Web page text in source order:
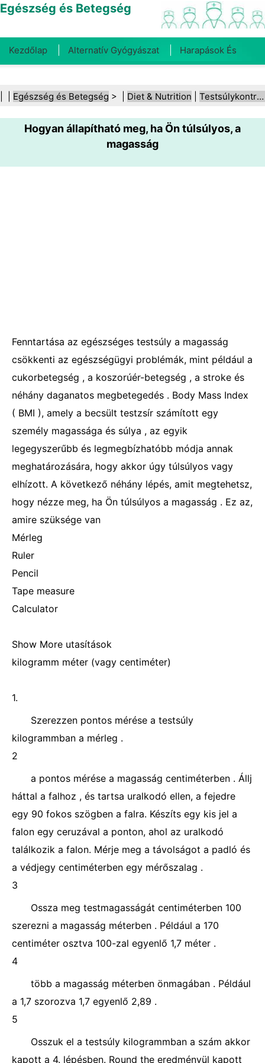
Egészség és Betegség
Kezdőlap Alternatív Gyógyászat Harapások És
Fogegészség Diéta És Táplálkozás Családi
Egészség Egészségügyi Ágazat Mentális Egészség
Egészség és Betegség > | Diet & Nutrition Testsúlykontroll
Hogyan állapítható meg, ha Ön túlsúlyos, a
magasság
Fenntartása az egészséges testsúly a magasság
csökkenti az egészségügyi problémák, mint például a
cukorbetegség , a koszorúér-betegség , a stroke és
néhány daganatos megbetegedés . Body Mass Index
( BMI ), amely a becsült testzsír számított egy
személy magassága és súlya , az egyik
legegyszerűbb és legmegbízhatóbb módja annak
meghatározására, hogy akkor úgy túlsúlyos vagy
elhízott. A következő néhány lépés, amit megtehetsz,
hogy nézze meg, ha Ön túlsúlyos a magasság . Ez az,
amire szüksége van
Mérleg
Ruler
Pencil
Tape measure
Calculator
Show More utasítások
kilogramm méter (vagy centiméter)
1.
Szerezzen pontos mérése a testsúly
kilogrammban a mérleg .
2
a pontos mérése a magasság centiméterben . Állj
háttal a falhoz , és tartsa uralkodó ellen, a fejedre
egy 90 fokos szögben a falra. Készíts egy kis jel a
falon egy ceruzával a ponton, ahol az uralkodó
találkozik a falon. Mérje meg a távolságot a padló és
a védjegy centiméterben egy mérőszalag .
3
Ossza meg testmagasságát centiméterben 100
szerezni a magasság méterben . Például a 170
centiméter osztva 100-zal egyenlő 1,7 méter .
4
több a magasság méterben önmagában . Például
a 1,7 szorozva 1,7 egyenlő 2,89 .
5
Osszuk el a testsúly kilogrammban a szám akkor
kapott a 4. lépésben. Round the eredményül kapott